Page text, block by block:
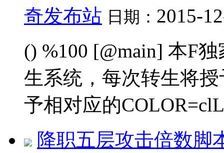
奇发布站 日期： 2015-
() %100 [@main] 本F
生系统，每次转生将
予相对应的
降职五层攻击倍数脚